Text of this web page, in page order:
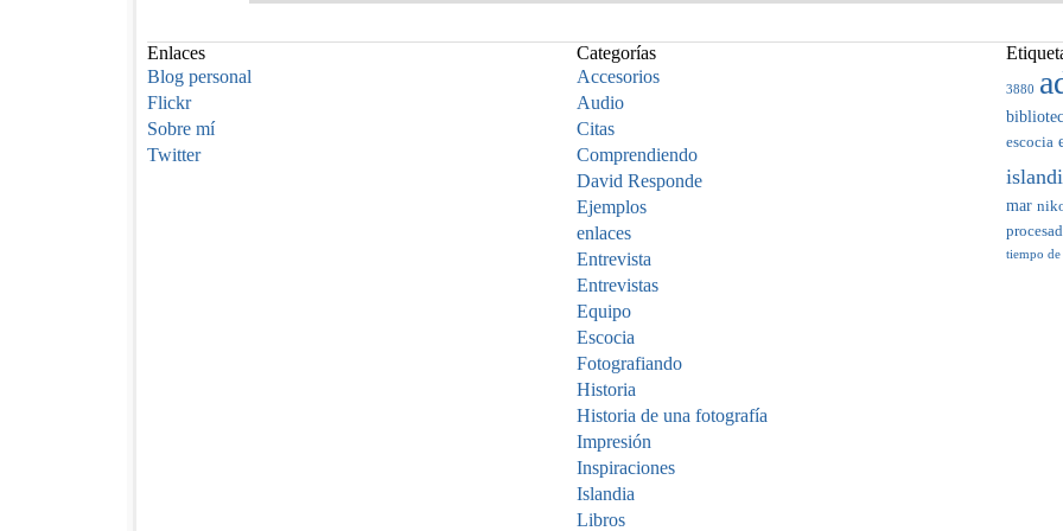
Enlaces
Blog personal
Flickr
Sobre mí
Twitter
Categorías
Accesorios
Audio
Citas
Comprendiendo
David Responde
Ejemplos
enlaces
Entrevista
Entrevistas
Equipo
Escocia
Fotografiando
Historia
Historia de una fotografía
Impresión
Inspiraciones
Islandia
Libros
3880
escocia
mar
tiempo